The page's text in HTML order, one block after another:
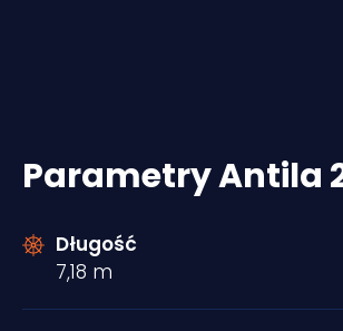
Parametry Antila
Długość
7,18 m